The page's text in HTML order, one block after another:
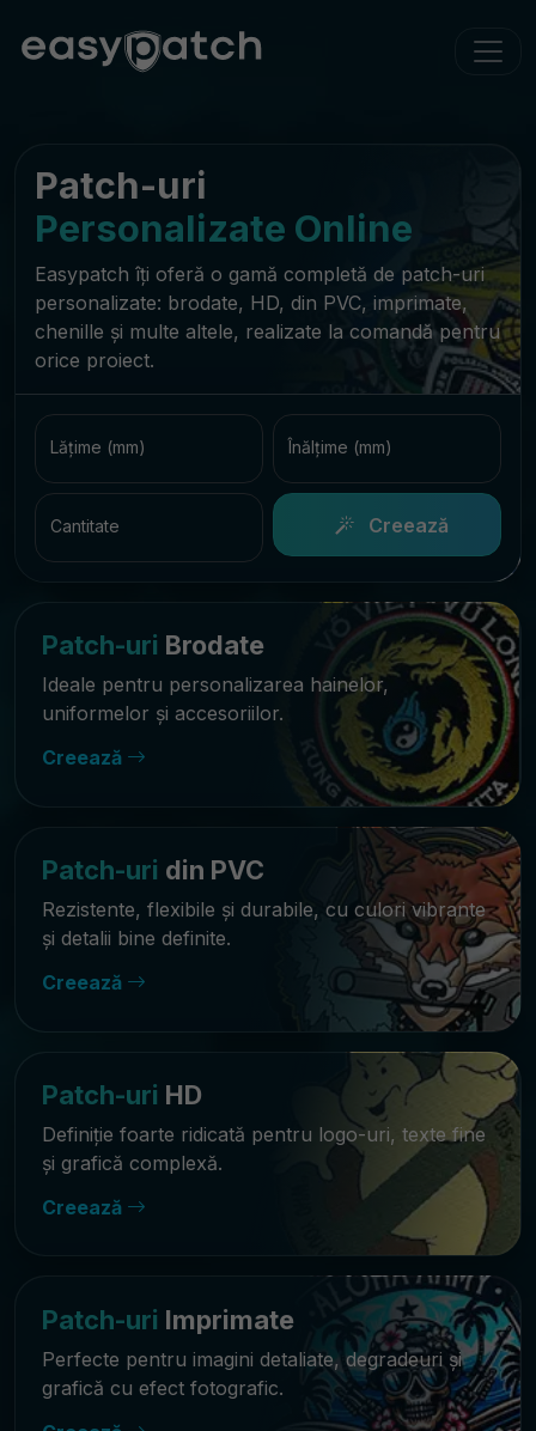
Patch-uri
Personalizate Online
Easypatch îți oferă o gamă completă de patch-uri
personalizate: brodate, HD, din PVC, imprimate,
chenille și multe altele, realizate la comandă pentru
orice proiect.
Lățime (mm) Înălțime (mm)
Cantitate Creează
Patch-uri Brodate
Ideale pentru personalizarea hainelor,
uniformelor și accesoriilor.
Creează
Patch-uri din PVC
Rezistente, flexibile și durabile, cu culori vibrante
și detalii bine definite.
Creează
Patch-uri HD
Definiție foarte ridicată pentru logo-uri, texte fine
și grafică complexă.
Creează
Patch-uri Imprimate
Perfecte pentru imagini detaliate, degradeuri și
grafică cu efect fotografic.